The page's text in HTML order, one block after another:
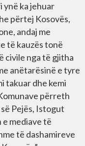
ynë ka jehuar
përtej Kosovës,
andaj me
të kauzës tonë
civile nga të gjitha
anëtarësinë e tyre
takuar dhe kemi
përreth
Pejës, Istogut
mediave të
të dashamireve